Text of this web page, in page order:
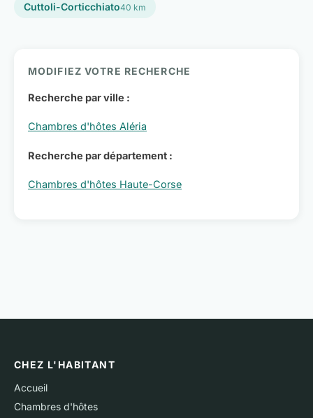
Cuttoli-Corticchiato40 km
MODIFIEZ VOTRE RECHERCHE
Recherche par ville :
Chambres d'hôtes Aléria
Recherche par département :
Chambres d'hôtes Haute-Corse
CHEZ L'HABITANT
Accueil
Chambres d'hôtes